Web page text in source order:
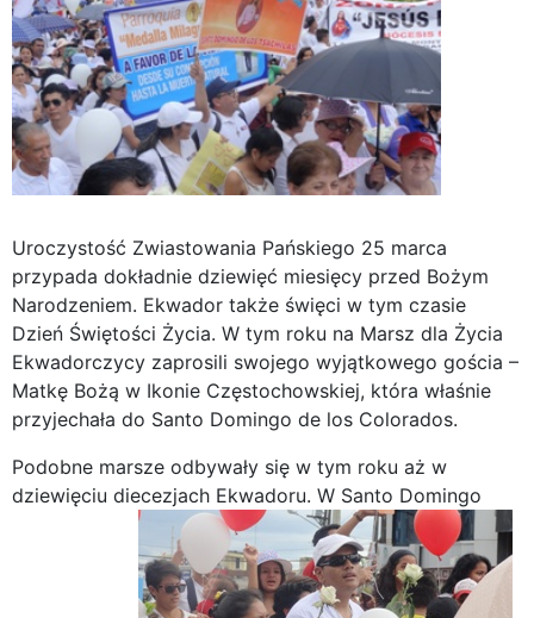
Uroczystość Zwiastowania Pańskiego 25 marca
przypada dokładnie dziewięć miesięcy przed Bożym
Narodzeniem. Ekwador także święci w tym czasie
Dzień Świętości Życia. W tym roku na Marsz dla Życia
Ekwadorczycy zaprosili swojego wyjątkowego gościa –
Matkę Bożą w Ikonie Częstochowskiej, która właśnie
przyjechała do Santo Domingo de los Colorados.
Podobne marsze odbywały się w tym roku aż w
dziewięciu diecezjach Ekwadoru. W Santo Domingo